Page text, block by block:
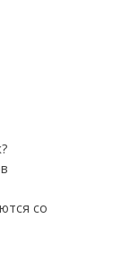
со